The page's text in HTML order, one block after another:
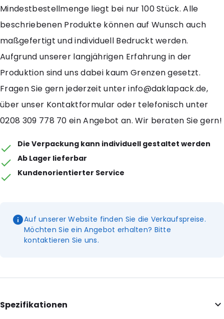
Mindestbestellmenge liegt bei nur 100 Stück. Alle
beschriebenen Produkte können auf Wunsch auch
maßgefertigt und individuell Bedruckt werden.
Aufgrund unserer langjährigen Erfahrung in der
Produktion sind uns dabei kaum Grenzen gesetzt.
Fragen Sie gern jederzeit unter info@daklapack.de,
über unser Kontaktformular oder telefonisch unter
0208 309 778 70 ein Angebot an. Wir beraten Sie gern!
Die Verpackung kann individuell gestaltet werden
Ab Lager lieferbar
Kundenorientierter Service
Auf unserer Website finden Sie die Verkaufspreise.
Möchten Sie ein Angebot erhalten? Bitte
kontaktieren Sie uns.
Spezifikationen